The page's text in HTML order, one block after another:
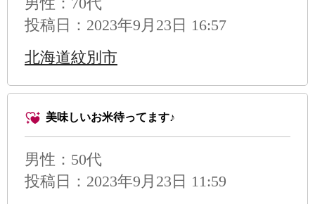
投稿日：2023年9月23日 16:57
北海道紋別市
美味しいお米待ってます♪
男性 ：50代
投稿日：2023年9月23日 11:59